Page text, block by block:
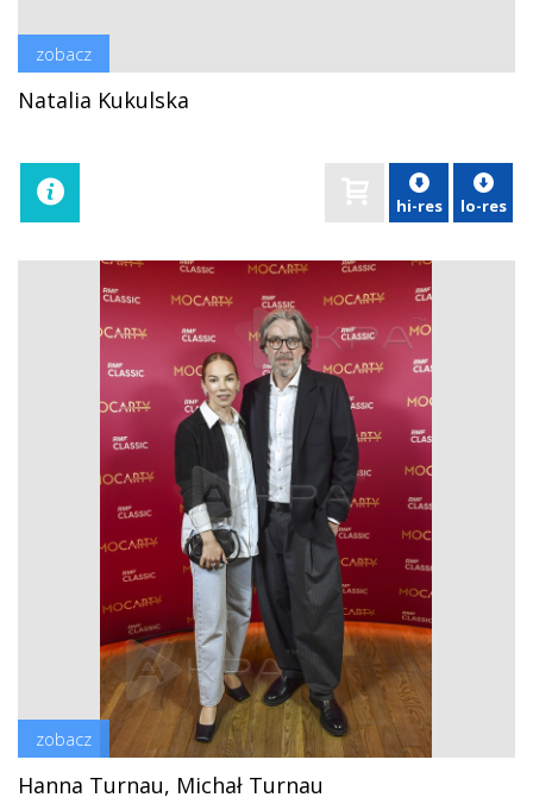
zobacz
Natalia Kukulska
hi-res lo-res
zobacz
Hanna Turnau, Michał Turnau